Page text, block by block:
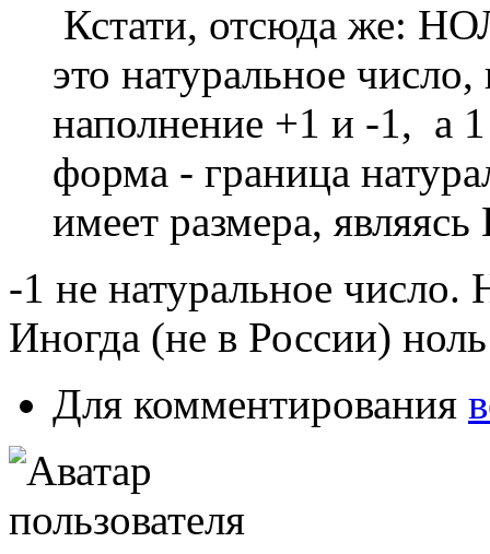
Кстати, отсюда же:
это натуральное
наполнение +1 и -1, а
форма - граница
имеет размера,
-1 не натуральное число.
Иногда (не в России)
Для комментирования